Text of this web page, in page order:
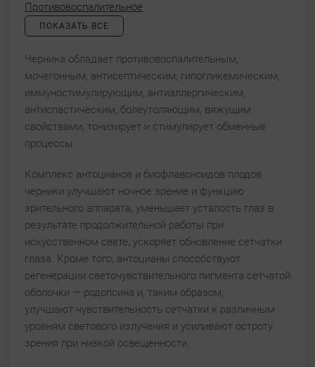
Противовоспалительное
ПОКАЗАТЬ ВСЕ
Черника обладает противовоспалительным,
мочегонным, антисептическим, гипогликемическим,
иммуностимулирующим, антиаллергическим,
антиспастическим, болеутоляющим, вяжущим
свойствами, тонизирует и стимулирует обменные
процессы.
Комплекс антоцианов и биофлавоноидов плодов
черники улучшают ночное зрение и функцию
зрительного аппарата, уменьшает усталость глаз в
результате продолжительной работы при
искусственном свете, ускоряет обновление сетчатки
глаза. Кроме того, антоцианы способствуют
регенерации светочувствительного пигмента сетчатой
оболочки — родопсина и, таким образом,
улучшают чувствительность сетчатки к различным
уровням светового излучения и усиливают остроту
зрения при низкой освещенности.